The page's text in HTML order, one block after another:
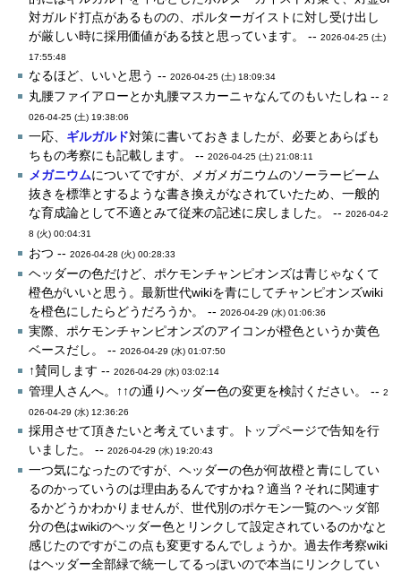
対ガルド打点があるものの、ポルターガイストに対し受け出し
が厳しい時に採用価値がある技と思っています。 --2026-04-25 (土)
17:55:48
なるほど、いいと思う --2026-04-25 (土) 18:09:34
丸腰ファイアローとか丸腰マスカーニャなんてのもいたしね --2
026-04-25 (土) 19:38:06
一応、 ギルガルド対策に書いておきましたが、必要とあらばも
ちもの考察にも記載します。 --2026-04-25 (土) 21:08:11
メガニウムについてですが、メガメガニウムのソーラービーム
抜きを標準とするような書き換えがなされていたため、一般的
な育成論として不適とみて従来の記述に戻しました。 --2026-04-2
8 (火) 00:04:31
おつ --2026-04-28 (火) 00:28:33
ヘッダーの色だけど、ポケモンチャンピオンズは青じゃなくて
橙色がいいと思う。最新世代wikiを青にしてチャンピオンズwiki
を橙色にしたらどうだろうか。 --2026-04-29 (水) 01:06:36
実際、ポケモンチャンピオンズのアイコンが橙色というか黄色
ベースだし。 --2026-04-29 (水) 01:07:50
↑賛同します --2026-04-29 (水) 03:02:14
管理人さんへ。↑↑の通りヘッダー色の変更を検討ください。 --2
026-04-29 (水) 12:36:26
採用させて頂きたいと考えています。トップページで告知を行
いました。 --2026-04-29 (水) 19:20:43
一つ気になったのですが、ヘッダーの色が何故橙と青にしてい
るのかっていうのは理由あるんですかね？適当？それに関連す
るかどうかわかりませんが、世代別のポケモン一覧のヘッダ部
分の色はwikiのヘッダー色とリンクして設定されているのかなと
感じたのですがこの点も変更するんでしょうか。過去作考察wiki
はヘッダー全部緑で統一してるっぽいので本当にリンクしてい